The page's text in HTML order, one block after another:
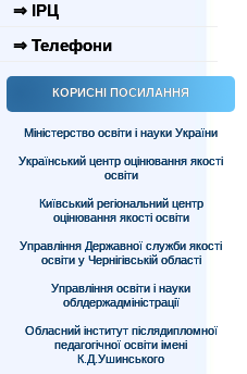
⇒ ІРЦ
⇒ Телефони
КОРИСНІ ПОСИЛАННЯ
Міністерство освіти і науки України
Український центр оцінювання якості
освіти
Київський регіональний центр
оцінювання якості освіти
Управління Державної служби якості
освіти у Чернігівській області
Управління освіти і науки
облдержадміністрації
Обласний інститут післядипломної
педагогічної освіти імені
К.Д.Ушинського